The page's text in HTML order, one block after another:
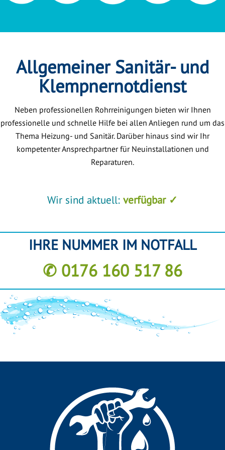
Allgemeiner Sanitär- und
Klempnernotdienst
Neben professionellen Rohrreinigungen bieten wir Ihnen
professionelle und schnelle Hilfe bei allen Anliegen rund um das
Thema Heizung- und Sanitär. Darüber hinaus sind wir Ihr
kompetenter Ansprechpartner für Neuinstallationen und
Reparaturen.
Wir sind aktuell: verfügbar ✓
IHRE NUMMER IM NOTFALL
✆ 0176 160 517 86